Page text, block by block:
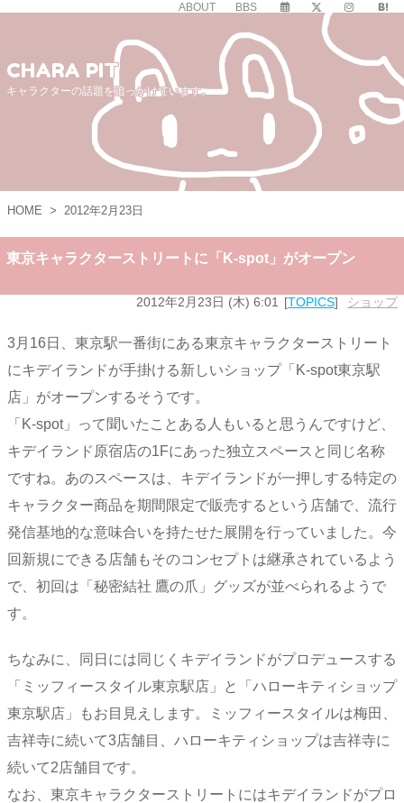
ABOUT BBS
CHARA PIT
キャラクターの話題を追っかけています。
HOME > 2012年2月23日
東京キャラクターストリートに「K-spot」がオープン
2012年2月23日 (木) 6:01 TOPICS ショップ
3月16日、東京駅一番街にある東京キャラクターストリート
にキデイランドが手掛ける新しいショップ「K-spot東京駅
店」がオープンするそうです。
「K-spot」って聞いたことある人もいると思うんですけど、
キデイランド原宿店の1Fにあった独立スペースと同じ名称
ですね。あのスペースは、キデイランドが一押しする特定の
キャラクター商品を期間限定で販売するという店舗で、流行
発信基地的な意味合いを持たせた展開を行っていました。今
回新規にできる店舗もそのコンセプトは継承されているよう
で、初回は「秘密結社 鷹の爪」グッズが並べられるようで
す。
ちなみに、同日には同じくキデイランドがプロデュースする
「ミッフィースタイル東京駅店」と「ハローキティショップ
東京駅店」もお目見えします。ミッフィースタイルは梅田、
吉祥寺に続いて3店舗目、ハローキティショップは吉祥寺に
続いて2店舗目です。
なお、東京キャラクターストリートにはキデイランドがプロ